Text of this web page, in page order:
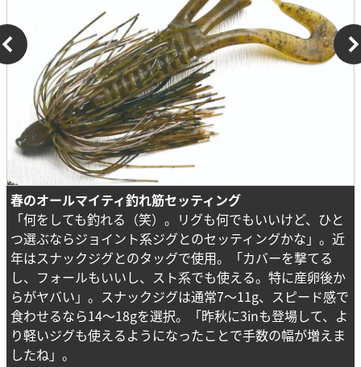
春のオールマイティ釣れ筋セッティング
「何をしても釣れる（笑）。リグも何でもいいけど、ひと
つ選ぶならジョイント系ジグとのセッティングかな」。近
年はスナックジグとのタッグで使用。「カバーを撃てる
し、フォールもいいし、スト系でも使える。特に産卵後か
らがヤバい」。スナックジグは通常7〜11g、スピード感で
食わせるなら14〜18gを選択。「昨秋に3inも登場して、よ
り軽いジグも使えるようになったことで手数の幅が増えま
したね」。